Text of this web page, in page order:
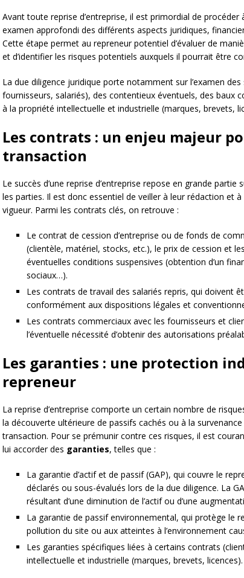
Avant toute reprise d’entreprise, il est primordial de procéder
examen approfondi des différents aspects juridiques,
Cette étape permet au repreneur potentiel d’évaluer de
et d’identifier les risques potentiels auxquels il pourrait être
La due diligence juridique porte notamment sur l’examen
fournisseurs, salariés), des contentieux éventuels, des baux
à la propriété intellectuelle et industrielle (marques, brevets,
Les contrats : un enjeu majeur
transaction
Le succès d’une reprise d’entreprise repose en grande partie
les parties. Il est donc essentiel de veiller à leur rédaction et
vigueur. Parmi les contrats clés, on retrouve :
Le contrat de cession d’entreprise ou de fonds de
(clientèle, matériel, stocks, etc.), le prix de cession et
éventuelles conditions suspensives (obtention d’un
sociaux…).
Les contrats de travail des salariés repris, qui doivent
conformément aux dispositions légales et
Les contrats commerciaux avec les fournisseurs et
l’éventuelle nécessité d’obtenir des autorisations
Les garanties : une protection
repreneur
La reprise d’entreprise comporte un certain nombre de
la découverte ultérieure de passifs cachés ou à la
transaction. Pour se prémunir contre ces risques, il est
lui accorder des garanties, telles que :
La garantie d’actif et de passif (GAP), qui couvre le
déclarés ou sous-évalués lors de la due diligence. La
résultant d’une diminution de l’actif ou d’une
La garantie de passif environnemental, qui protège le
pollution du site ou aux atteintes à l’environnement
Les garanties spécifiques liées à certains contrats
intellectuelle et industrielle (marques, brevets, licences).